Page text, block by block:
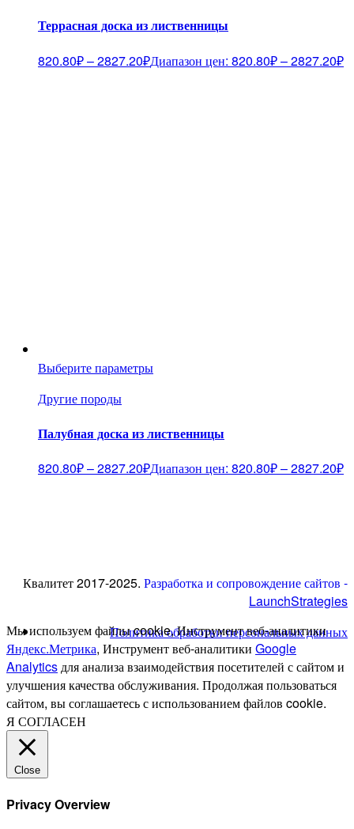
Террасная доска из лиственницы
820.80₽–2827.20₽Диапазон цен: 820.80₽ – 2827.20₽
Выберите параметры
Другие породы
Палубная доска из лиственницы
820.80₽–2827.20₽Диапазон цен: 820.80₽ – 2827.20₽
Квалитет 2017-2025. Разработка и сопровождение сайтов -
LaunchStrategies
Политика обработки персональных данных
Мы используем файлы cookie, Инструмент веб-аналитики
Яндекс.Метрика, Инструмент веб-аналитики Google
Analyticsдля анализа взаимодействия посетителей с сайтом и
улучшения качества обслуживания. Продолжая пользоваться
сайтом, вы соглашаетесь с использованием файлов cookie.
Я СОГЛАСЕН
Close
Privacy Overview